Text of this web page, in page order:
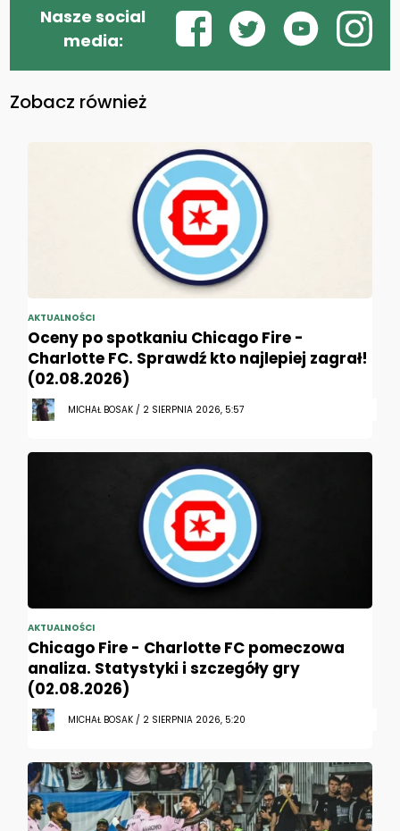
Nasze social
media:
Zobacz również
AKTUALNOŚCI
Oceny po spotkaniu Chicago Fire -
Charlotte FC. Sprawdź kto najlepiej zagrał!
(02.08.2026)
MICHAŁ BOSAK / 2 SIERPNIA 2026, 5:57
AKTUALNOŚCI
Chicago Fire - Charlotte FC pomeczowa
analiza. Statystyki i szczegóły gry
(02.08.2026)
MICHAŁ BOSAK / 2 SIERPNIA 2026, 5:20